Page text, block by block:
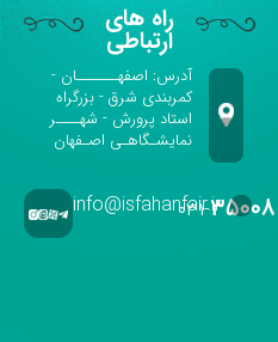
راه های
ارتباطی
آدرس: اصفهـــــــان -
کمربندی شرق - بزرگراه
استاد پرورش - شهــــر
نمایشـگاهـی اصـفهان
۰۳۱-۳۵۰۰۸info@isfahanfair.ir